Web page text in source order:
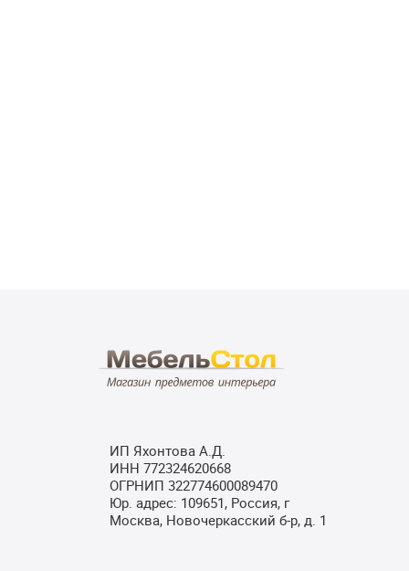
ИП Яхонтова А.Д.
ИНН 772324620668
ОГРНИП 322774600089470
Юр. адрес: 109651, Россия, г
Москва, Новочеркасский б-р, д. 1